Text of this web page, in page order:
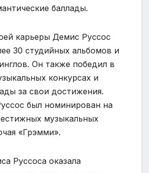
баллады.
карьеры Демис Руссос
30 студийных альбомов и
Он также победил в
конкурсах и
за свои достижения.
был номинирован на
музыкальных
«Грэмми».
Руссоса оказала